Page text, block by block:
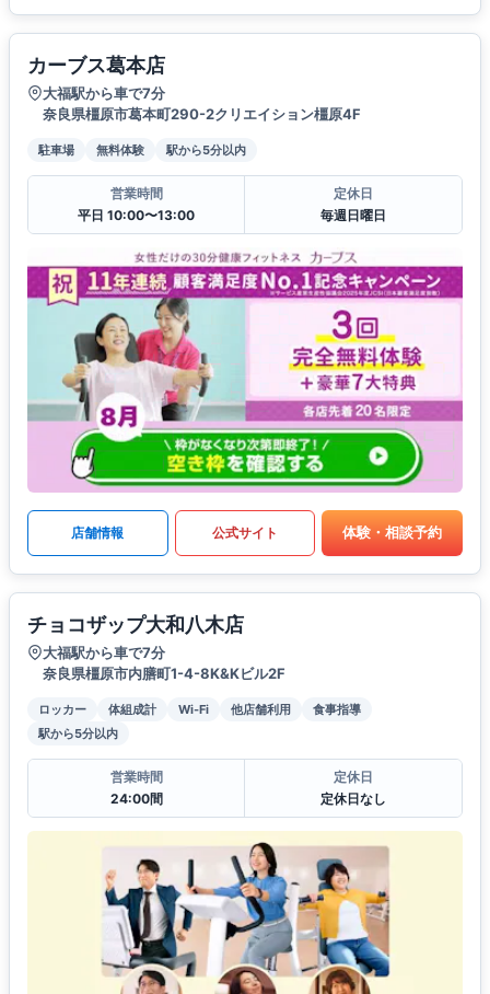
カーブス葛本店
大福駅から車で7分
奈良県橿原市葛本町290-2クリエイション橿原4F
駐車場 無料体験 駅から5分以内
営業時間
平日 10:00〜13:00
定休日
毎週日曜日
店舗情報 公式サイト 体験・相談予約
チョコザップ大和八木店
大福駅から車で7分
奈良県橿原市内膳町1-4-8K&Kビル2F
ロッカー 体組成計 Wi-Fi 他店舗利用
食事指導
駅から5分以内
営業時間
24:00間
定休日
定休日なし